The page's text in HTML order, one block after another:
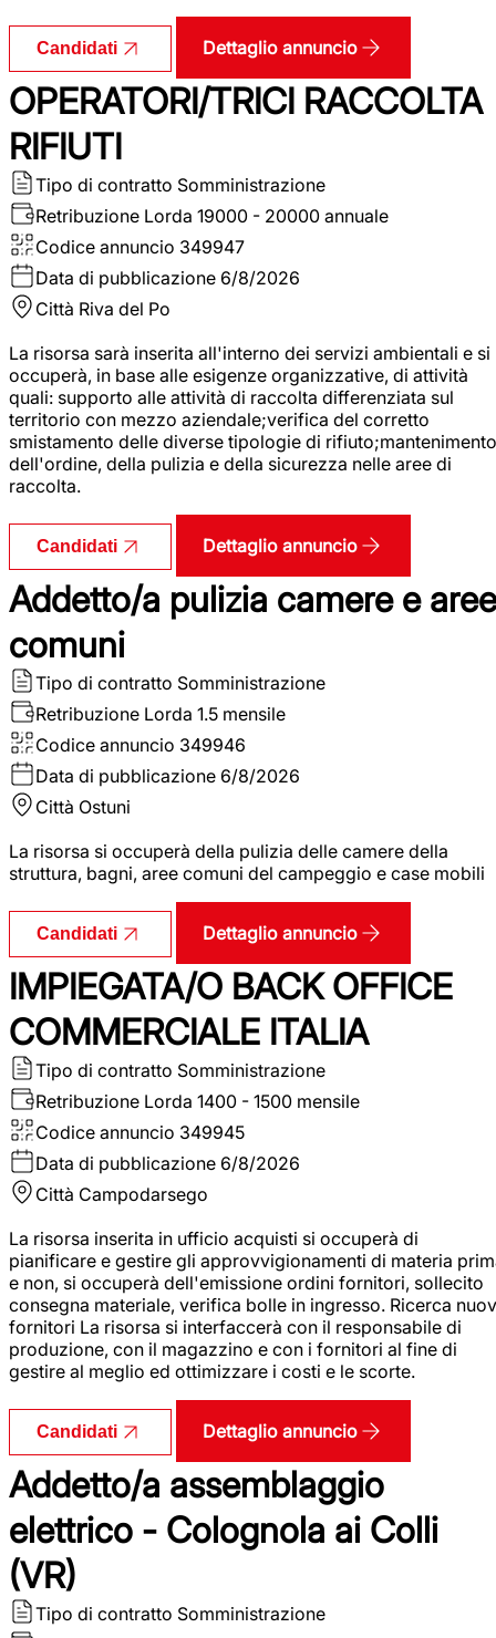
Candidati Dettaglio annuncio
OPERATORI/TRICI RACCOLTA
RIFIUTI
Tipo di contratto Somministrazione
Retribuzione Lorda 19000 - 20000 annuale
Codice annuncio 349947
Data di pubblicazione 6/8/2026
Città Riva del Po
La risorsa sarà inserita all'interno dei servizi ambientali e si
occuperà, in base alle esigenze organizzative, di attività
quali: supporto alle attività di raccolta differenziata sul
territorio con mezzo aziendale;verifica del corretto
smistamento delle diverse tipologie di rifiuto;mantenimento
dell'ordine, della pulizia e della sicurezza nelle aree di
raccolta.
Candidati Dettaglio annuncio
Addetto/a pulizia camere e aree
comuni
Tipo di contratto Somministrazione
Retribuzione Lorda 1.5 mensile
Codice annuncio 349946
Data di pubblicazione 6/8/2026
Città Ostuni
La risorsa si occuperà della pulizia delle camere della
struttura, bagni, aree comuni del campeggio e case mobili
Candidati Dettaglio annuncio
IMPIEGATA/O BACK OFFICE
COMMERCIALE ITALIA
Tipo di contratto Somministrazione
Retribuzione Lorda 1400 - 1500 mensile
Codice annuncio 349945
Data di pubblicazione 6/8/2026
Città Campodarsego
La risorsa inserita in ufficio acquisti si occuperà di
pianificare e gestire gli approvvigionamenti di materia
e non, si occuperà dell'emissione ordini fornitori, sollecito
consegna materiale, verifica bolle in ingresso. Ricerca
fornitori La risorsa si interfaccerà con il responsabile di
produzione, con il magazzino e con i fornitori al fine di
gestire al meglio ed ottimizzare i costi e le scorte.
Candidati Dettaglio annuncio
Addetto/a assemblaggio
elettrico - Colognola ai Colli
(VR)
Tipo di contratto Somministrazione